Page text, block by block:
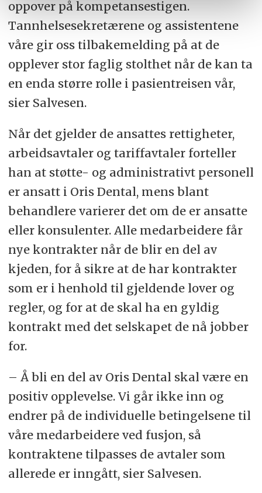
oppover på kompetansestigen.
Tannhelsesekretærene og assistentene
våre gir oss tilbakemelding på at de
opplever stor faglig stolthet når de kan ta
en enda større rolle i pasientreisen vår,
sier Salvesen.
Når det gjelder de ansattes rettigheter,
arbeidsavtaler og tariffavtaler forteller
han at støtte- og administrativt personell
er ansatt i Oris Dental, mens blant
behandlere varierer det om de er ansatte
eller konsulenter. Alle medarbeidere får
nye kontrakter når de blir en del av
kjeden, for å sikre at de har kontrakter
som er i henhold til gjeldende lover og
regler, og for at de skal ha en gyldig
kontrakt med det selskapet de nå jobber
for.
– Å bli en del av Oris Dental skal være en
positiv opplevelse. Vi går ikke inn og
endrer på de individuelle betingelsene til
våre medarbeidere ved fusjon, så
kontraktene tilpasses de avtaler som
allerede er inngått, sier Salvesen.